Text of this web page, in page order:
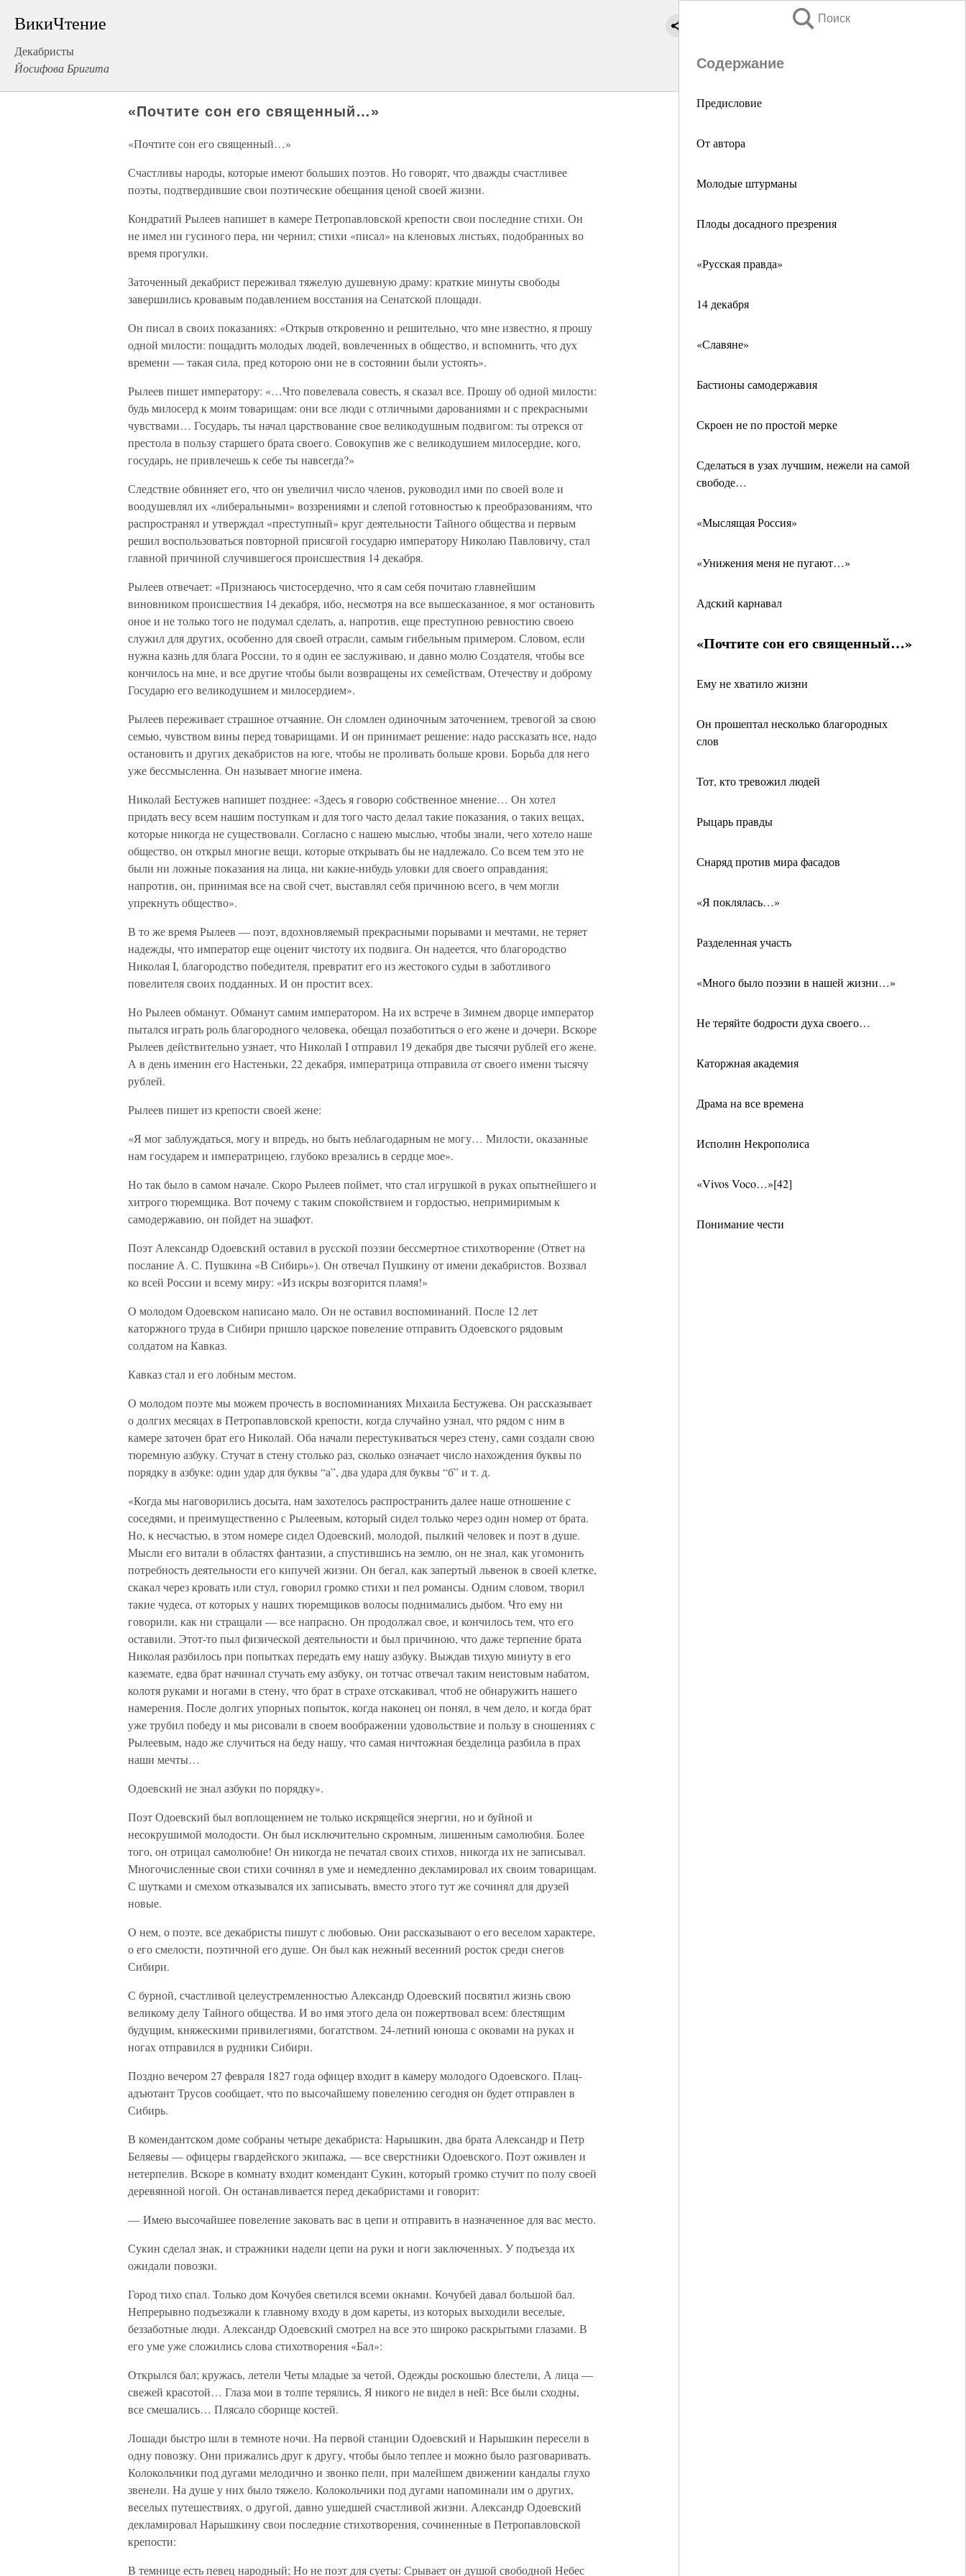
ВикиЧтение
Декабристы
Йосифова Бригита
Поиск
Содержание
Предисловие
От автора
Молодые штурманы
Плоды досадного презрения
«Русская правда»
14 декабря
«Славяне»
Бастионы самодержавия
Скроен не по простой мерке
Сделаться в узах лучшим, нежели на самой
свободе…
«Мыслящая Россия»
«Унижения меня не пугают…»
Адский карнавал
«Почтите сон его священный…»
Ему не хватило жизни
Он прошептал несколько благородных
слов
Тот, кто тревожил людей
Рыцарь правды
Снаряд против мира фасадов
«Я поклялась…»
Разделенная участь
«Много было поэзии в нашей жизни…»
Не теряйте бодрости духа своего…
Каторжная академия
Драма на все времена
Исполин Некрополиса
«Vivos Voco…»[42]
Понимание чести
«Почтите сон его священный…»
«Почтите сон его священный…»
Счастливы народы, которые имеют больших поэтов. Но говорят, что дважды счастливее
поэты, подтвердившие свои поэтические обещания ценой своей жизни.
Кондратий Рылеев напишет в камере Петропавловской крепости свои последние стихи. Он
не имел ни гусиного пера, ни чернил; стихи «писал» на кленовых листьях, подобранных во
время прогулки.
Заточенный декабрист переживал тяжелую душевную драму: краткие минуты свободы
завершились кровавым подавлением восстания на Сенатской площади.
Он писал в своих показаниях: «Открыв откровенно и решительно, что мне известно, я прошу
одной милости: пощадить молодых людей, вовлеченных в общество, и вспомнить, что дух
времени — такая сила, пред которою они не в состоянии были устоять».
Рылеев пишет императору: «…Что повелевала совесть, я сказал все. Прошу об одной милости:
будь милосерд к моим товарищам: они все люди с отличными дарованиями и с прекрасными
чувствами… Государь, ты начал царствование свое великодушным подвигом: ты отрекся от
престола в пользу старшего брата своего. Совокупив же с великодушием милосердие, кого,
государь, не привлечешь к себе ты навсегда?»
Следствие обвиняет его, что он увеличил число членов, руководил ими по своей воле и
воодушевлял их «либеральными» воззрениями и слепой готовностью к преобразованиям, что
распространял и утверждал «преступный» круг деятельности Тайного общества и первым
решил воспользоваться повторной присягой государю императору Николаю Павловичу, стал
главной причиной случившегося происшествия 14 декабря.
Рылеев отвечает: «Признаюсь чистосердечно, что я сам себя почитаю главнейшим
виновником происшествия 14 декабря, ибо, несмотря на все вышесказанное, я мог остановить
оное и не только того не подумал сделать, а, напротив, еще преступною ревностию своею
служил для других, особенно для своей отрасли, самым гибельным примером. Словом, если
нужна казнь для блага России, то я один ее заслуживаю, и давно молю Создателя, чтобы все
кончилось на мне, и все другие чтобы были возвращены их семействам, Отечеству и доброму
Государю его великодушием и милосердием».
Рылеев переживает страшное отчаяние. Он сломлен одиночным заточением, тревогой за свою
семью, чувством вины перед товарищами. И он принимает решение: надо рассказать все, надо
остановить и других декабристов на юге, чтобы не проливать больше крови. Борьба для него
уже бессмысленна. Он называет многие имена.
Николай Бестужев напишет позднее: «Здесь я говорю собственное мнение… Он хотел
придать весу всем нашим поступкам и для того часто делал такие показания, о таких вещах,
которые никогда не существовали. Согласно с нашею мыслью, чтобы знали, чего хотело наше
общество, он открыл многие вещи, которые открывать бы не надлежало. Со всем тем это не
были ни ложные показания на лица, ни какие-нибудь уловки для своего оправдания;
напротив, он, принимая все на свой счет, выставлял себя причиною всего, в чем могли
упрекнуть общество».
В то же время Рылеев — поэт, вдохновляемый прекрасными порывами и мечтами, не теряет
надежды, что император еще оценит чистоту их подвига. Он надеется, что благородство
Николая I, благородство победителя, превратит его из жестокого судьи в заботливого
повелителя своих подданных. И он простит всех.
Но Рылеев обманут. Обманут самим императором. На их встрече в Зимнем дворце император
пытался играть роль благородного человека, обещал позаботиться о его жене и дочери. Вскоре
Рылеев действительно узнает, что Николай I отправил 19 декабря две тысячи рублей его жене.
А в день именин его Настеньки, 22 декабря, императрица отправила от своего имени тысячу
рублей.
Рылеев пишет из крепости своей жене:
«Я мог заблуждаться, могу и впредь, но быть неблагодарным не могу… Милости, оказанные
нам государем и императрицею, глубоко врезались в сердце мое».
Но так было в самом начале. Скоро Рылеев поймет, что стал игрушкой в руках опытнейшего и
хитрого тюремщика. Вот почему с таким спокойствием и гордостью, непримиримым к
самодержавию, он пойдет на эшафот.
Поэт Александр Одоевский оставил в русской поэзии бессмертное стихотворение (Ответ на
послание А. С. Пушкина «В Сибирь»). Он отвечал Пушкину от имени декабристов. Воззвал
ко всей России и всему миру: «Из искры возгорится пламя!»
О молодом Одоевском написано мало. Он не оставил воспоминаний. После 12 лет
каторжного труда в Сибири пришло царское повеление отправить Одоевского рядовым
солдатом на Кавказ.
Кавказ стал и его лобным местом.
О молодом поэте мы можем прочесть в воспоминаниях Михаила Бестужева. Он рассказывает
о долгих месяцах в Петропавловской крепости, когда случайно узнал, что рядом с ним в
камере заточен брат его Николай. Оба начали перестукиваться через стену, сами создали свою
тюремную азбуку. Стучат в стену столько раз, сколько означает число нахождения буквы по
порядку в азбуке: один удар для буквы “а”, два удара для буквы “б” и т. д.
«Когда мы наговорились досыта, нам захотелось распространить далее наше отношение с
соседями, и преимущественно с Рылеевым, который сидел только через один номер от брата.
Но, к несчастью, в этом номере сидел Одоевский, молодой, пылкий человек и поэт в душе.
Мысли его витали в областях фантазии, а спустившись на землю, он не знал, как угомонить
потребность деятельности его кипучей жизни. Он бегал, как запертый львенок в своей клетке,
скакал через кровать или стул, говорил громко стихи и пел романсы. Одним словом, творил
такие чудеса, от которых у наших тюремщиков волосы поднимались дыбом. Что ему ни
говорили, как ни стращали — все напрасно. Он продолжал свое, и кончилось тем, что его
оставили. Этот-то пыл физической деятельности и был причиною, что даже терпение брата
Николая разбилось при попытках передать ему нашу азбуку. Выждав тихую минуту в его
каземате, едва брат начинал стучать ему азбуку, он тотчас отвечал таким неистовым набатом,
колотя руками и ногами в стену, что брат в страхе отскакивал, чтоб не обнаружить нашего
намерения. После долгих упорных попыток, когда наконец он понял, в чем дело, и когда брат
уже трубил победу и мы рисовали в своем воображении удовольствие и пользу в сношениях с
Рылеевым, надо же случиться на беду нашу, что самая ничтожная безделица разбила в прах
наши мечты…
Одоевский не знал азбуки по порядку».
Поэт Одоевский был воплощением не только искрящейся энергии, но и буйной и
несокрушимой молодости. Он был исключительно скромным, лишенным самолюбия. Более
того, он отрицал самолюбие! Он никогда не печатал своих стихов, никогда их не записывал.
Многочисленные свои стихи сочинял в уме и немедленно декламировал их своим товарищам.
С шутками и смехом отказывался их записывать, вместо этого тут же сочинял для друзей
новые.
О нем, о поэте, все декабристы пишут с любовью. Они рассказывают о его веселом характере,
о его смелости, поэтичной его душе. Он был как нежный весенний росток среди снегов
Сибири.
С бурной, счастливой целеустремленностью Александр Одоевский посвятил жизнь свою
великому делу Тайного общества. И во имя этого дела он пожертвовал всем: блестящим
будущим, княжескими привилегиями, богатством. 24-летний юноша с оковами на руках и
ногах отправился в рудники Сибири.
Поздно вечером 27 февраля 1827 года офицер входит в камеру молодого Одоевского. Плац-
адъютант Трусов сообщает, что по высочайшему повелению сегодня он будет отправлен в
Сибирь.
В комендантском доме собраны четыре декабриста: Нарышкин, два брата Александр и Петр
Беляевы — офицеры гвардейского экипажа, — все сверстники Одоевского. Поэт оживлен и
нетерпелив. Вскоре в комнату входит комендант Сукин, который громко стучит по полу своей
деревянной ногой. Он останавливается перед декабристами и говорит:
— Имею высочайшее повеление заковать вас в цепи и отправить в назначенное для вас место.
Сукин сделал знак, и стражники надели цепи на руки и ноги заключенных. У подъезда их
ожидали повозки.
Город тихо спал. Только дом Кочубея светился всеми окнами. Кочубей давал большой бал.
Непрерывно подъезжали к главному входу в дом кареты, из которых выходили веселые,
беззаботные люди. Александр Одоевский смотрел на все это широко раскрытыми глазами. В
его уме уже сложились слова стихотворения «Бал»:
Открылся бал; кружась, летели Четы младые за четой, Одежды роскошью блестели, А лица —
свежей красотой… Глаза мои в толпе терялись, Я никого не видел в ней: Все были сходны,
все смешались… Плясало сборище костей.
Лошади быстро шли в темноте ночи. На первой станции Одоевский и Нарышкин пересели в
одну повозку. Они прижались друг к другу, чтобы было теплее и можно было разговаривать.
Колокольчики под дугами мелодично и звонко пели, при малейшем движении кандалы глухо
звенели. На душе у них было тяжело. Колокольчики под дугами напоминали им о других,
веселых путешествиях, о другой, давно ушедшей счастливой жизни. Александр Одоевский
декламировал Нарышкину свои последние стихотворения, сочиненные в Петропавловской
крепости:
В темнице есть певец народный; Но не поэт для суеты: Срывает он душой свободной Небес